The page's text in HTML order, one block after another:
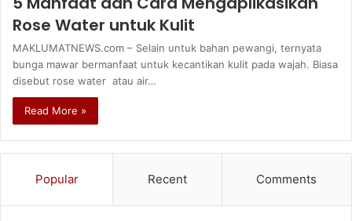
Rose Water untuk Kulit
MAKLUMATNEWS.com – Selain untuk bahan pewangi, ternyata
bunga mawar bermanfaat untuk kecantikan kulit pada wajah. Biasa
disebut rose water atau air…
Read More »
Popular Recent Comments